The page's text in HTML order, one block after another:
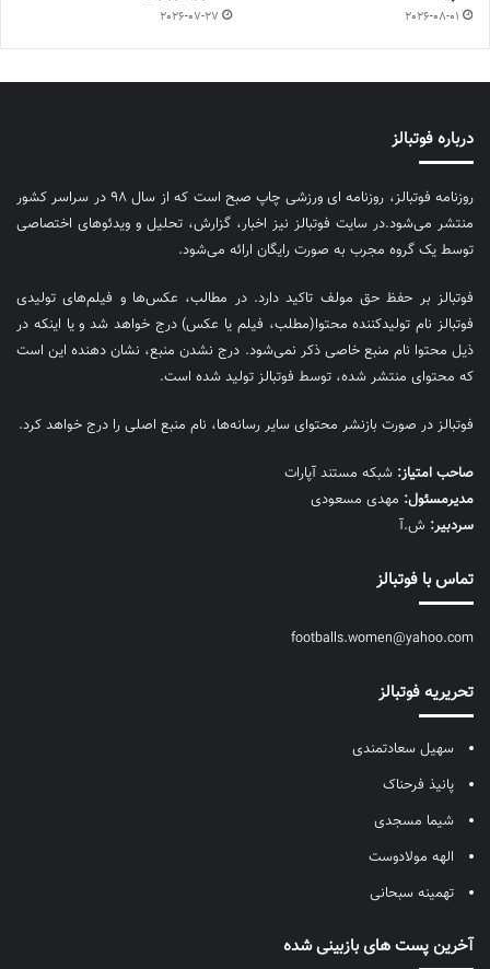
2026-08-01
2026-07-27
درباره فوتبالز
روزنامه فوتبالز، روزنامه ای ورزشی چاپ صبح است که از سال ۹۸ در سراسر کشور
منتشر می‌شود.در سایت فوتبالز نیز اخبار، گزارش، تحلیل و ویدئوهای اختصاصی
توسط یک گروه مجرب به صورت رایگان ارائه می‌شود.
فوتبالز بر حفظ حق مولف تاکید دارد. در مطالب، عکس‌ها و فیلم‌های تولیدی
فوتبالز نام تولیدکننده محتوا(مطلب، فیلم یا عکس) درج خواهد شد و یا اینکه در
ذیل محتوا نام منبع خاصی ذکر نمی‌‎شود. درج نشدن منبع، نشان دهنده این است
که محتوای منتشر شده، توسط فوتبالز تولید شده است.
فوتبالز در صورت بازنشر محتوای سایر رسانه‌ها، نام منبع اصلی را درج خواهد کرد.
صاحب امتیاز: شبکه مستند آپارات
مديرمسئول: مهدی مسعودی
سردبیر: ش.آ
تماس با فوتبالز
footballs.women@yahoo.com
تحریریه فوتبالز
سهیل سعادتمندی
پانیذ فرحناک
شیما مسجدی
الهه مولادوست
تهمینه سبحانی
آخرین پست های بازبینی شده